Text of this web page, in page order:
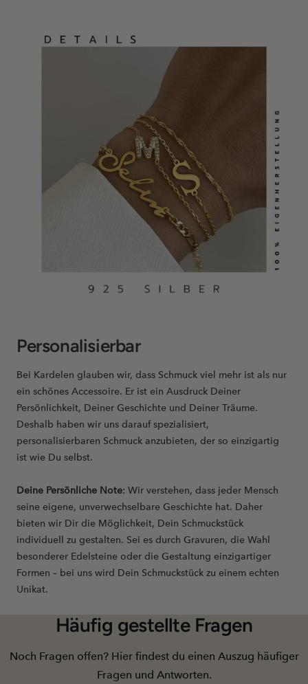
Personalisierbar
Bei Kardelen glauben wir, dass Schmuck viel mehr ist als nur
ein schönes Accessoire. Er ist ein Ausdruck Deiner
Persönlichkeit, Deiner Geschichte und Deiner Träume.
Deshalb haben wir uns darauf spezialisiert,
personalisierbaren Schmuck anzubieten, der so einzigartig
ist wie Du selbst.
Deine Persönliche Note: Wir verstehen, dass jeder Mensch
seine eigene, unverwechselbare Geschichte hat. Daher
bieten wir Dir die Möglichkeit, Dein Schmuckstück
individuell zu gestalten. Sei es durch Gravuren, die Wahl
besonderer Edelsteine oder die Gestaltung einzigartiger
Formen – bei uns wird Dein Schmuckstück zu einem echten
Unikat.
Häufig gestellte Fragen
Noch Fragen offen? Hier findest du einen Auszug häufiger
Fragen und Antworten.